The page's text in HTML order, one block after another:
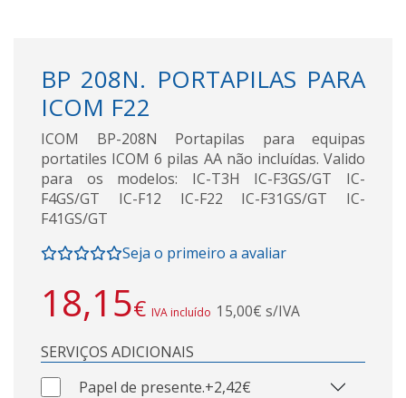
BP 208N. PORTAPILAS PARA
ICOM F22
ICOM BP-208N Portapilas para equipas
portatiles ICOM 6 pilas AA não incluídas. Valido
para os modelos: IC-T3H IC-F3GS/GT IC-
F4GS/GT IC-F12 IC-F22 IC-F31GS/GT IC-
F41GS/GT
Seja o primeiro a avaliar
18,15€ IVA incluído 15,00€ s/IVA
SERVIÇOS ADICIONAIS
Papel de presente.+2,42€